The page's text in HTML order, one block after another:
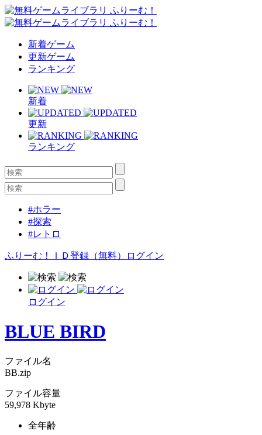
新着ゲーム
更新ゲーム
ランキング
新着
更新
ランキング
#ホラー
#探索
#レトロ
ふりーむ！ＩＤ登録（無料） ログイン
ログイン
BLUE BIRD
ファイル名
BB.zip
ファイル容量
59,978 Kbyte
全年齢